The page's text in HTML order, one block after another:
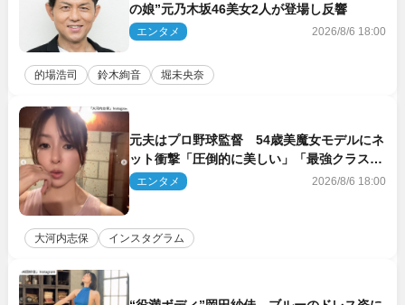
の娘”元乃木坂46美女2人が登場し反響
エンタメ 2026/8/6 18:00
的場浩司 鈴木絢音 堀未央奈
元夫はプロ野球監督 54歳美魔女モデルにネ
ット衝撃「圧倒的に美しい」「最強クラス」
「うっとり」
エンタメ 2026/8/6 18:00
大河内志保 インスタグラム